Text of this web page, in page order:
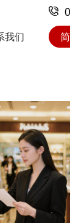
我们 简